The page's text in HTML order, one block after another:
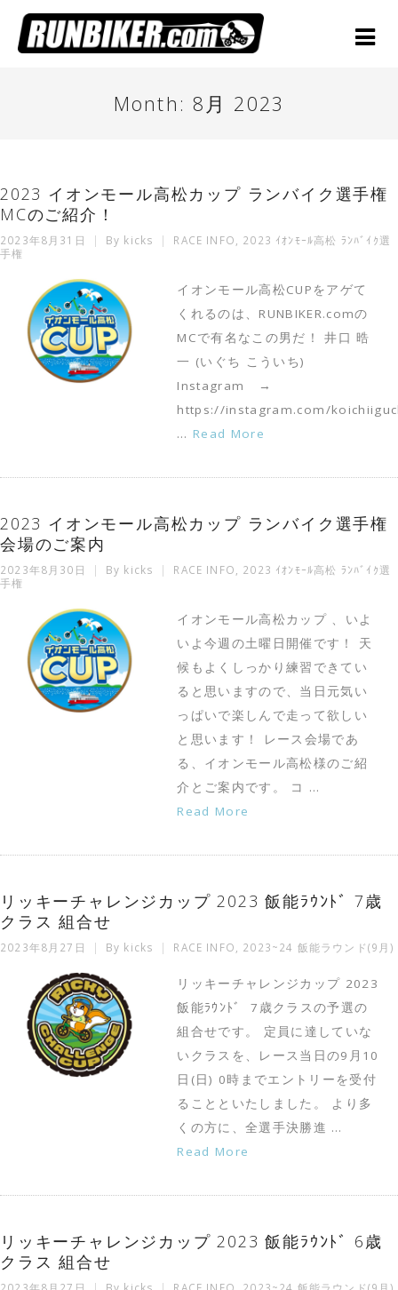
Month: 8月 2023
2023 イオンモール高松カップ ランバイク選手権
MCのご紹介！
2023年8月31日 By kicks RACE INFO
2023 ｲｵﾝﾓｰﾙ高松 ﾗﾝﾊﾞｲｸ選
手権
イオンモール高松CUPをアゲて
くれるのは、RUNBIKER.comの
MCで有名なこの男だ！ 井口 晧
一 (いぐち こういち)
Instagram →
https://instagram.com/
… Read More
2023 イオンモール高松カップ ランバイク選手権
会場のご案内
2023年8月30日 By kicks RACE INFO
2023 ｲｵﾝﾓｰﾙ高松 ﾗﾝﾊﾞｲｸ選
手権
イオンモール高松カップ 、いよ
いよ今週の土曜日開催です！ 天
候もよくしっかり練習できてい
ると思いますので、当日元気い
っぱいで楽しんで走って欲しい
と思います！ レース会場であ
る、イオンモール高松様のご紹
介とご案内です。 コ …
Read More
リッキーチャレンジカップ 2023 飯能ﾗｳﾝﾄﾞ 7歳
クラス 組合せ
2023年8月27日 By kicks RACE INFO 2023~24 飯能ラウンド(9月)
リッキーチャレンジカップ 2023
飯能ﾗｳﾝﾄﾞ 7歳クラスの予選の
組合せです。 定員に達していな
いクラスを、レース当日の9月10
日(日) 0時までエントリーを受付
ることといたしました。 より多
くの方に、全選手決勝進 …
Read More
リッキーチャレンジカップ 2023 飯能ﾗｳﾝﾄﾞ 6歳
クラス 組合せ